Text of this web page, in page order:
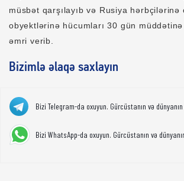
müsbət qarşılayıb və Rusiya hərbçilərinə
obyektlərinə hücumları 30 gün müddətinə
əmri verib.
Bizimlə əlaqə saxlayın
Bizi Telegram-da oxuyun. Gürcüstanın və
Bizi WhatsApp-da oxuyun. Gürcüstanın və